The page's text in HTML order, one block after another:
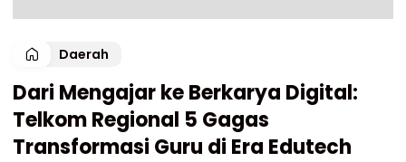
Daerah
Dari Mengajar ke Berkarya Digital:
Telkom Regional 5 Gagas
Transformasi Guru di Era Edutech